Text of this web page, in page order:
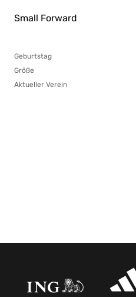
Small Forward
Geburtstag
Größe
Aktueller Verein